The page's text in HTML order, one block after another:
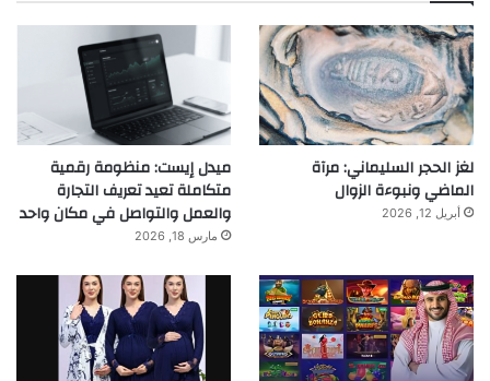
لغز الحجر السليماني: مرآة
الماضي ونبوءة الزوال
أبريل 12, 2026
ميدل إيست: منظومة رقمية
متكاملة تعيد تعريف التجارة
والعمل والتواصل في مكان واحد
مارس 18, 2026